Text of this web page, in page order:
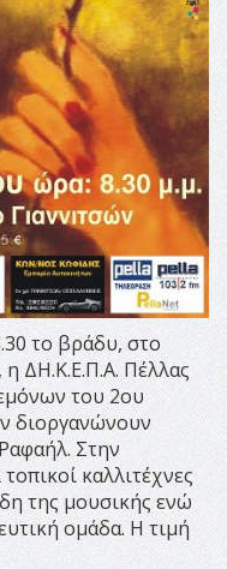
το βράδυ, στο
η ΔΗ.Κ.Ε.Π.Α. Πέλλας
του 2ου
διοργανώνουν
Στην
καλλιτέχνες
της μουσικής ενώ
ομάδα. Η τιμή